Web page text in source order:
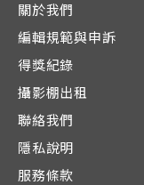
關於我們
編輯規範與申訴
得獎紀錄
攝影棚出租
聯絡我們
隱私說明
服務條款